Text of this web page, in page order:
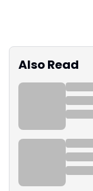
Also Read